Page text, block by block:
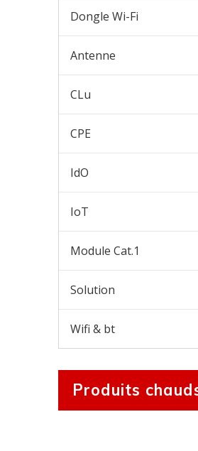
Dongle Wi-Fi
Antenne
CLu
CPE
IdO
IoT
Module Cat.1
Solution
Wifi & bt
Produits